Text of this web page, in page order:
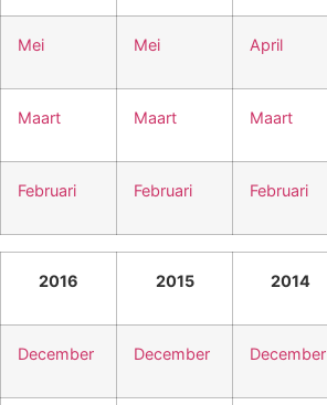
Mei Mei April
Maart Maart Maart
Februari Februari Februari
2016 2015 2014
December December December